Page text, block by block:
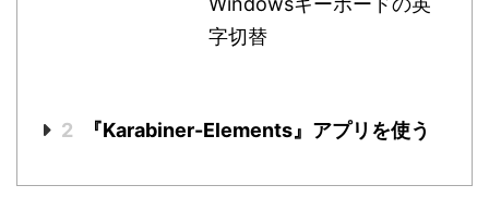
字切替
2 『Karabiner-Elements』アプリを使う